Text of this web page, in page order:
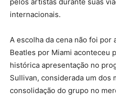
pelos artistas durante suas
internacionais.
A escolha da cena não foi por
Beatles por Miami aconteceu
histórica apresentação no
Sullivan, considerada um dos
consolidação do grupo no